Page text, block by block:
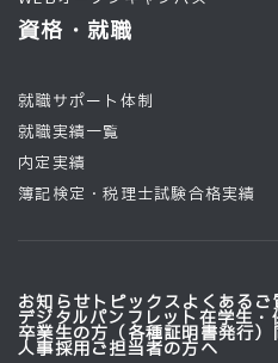
資格・就職
就職サポート体制
就職実績一覧
内定実績
簿記検定・税理士試験合格実績
お知らせトピックスよくあるご
デジタルパンフレット在学生・
卒業生の方（各種証明書発行）
人事採用ご担当者の方へ